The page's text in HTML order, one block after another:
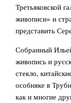
Третьяковской
живописи» и
представить
Собранный
живопись и
стекло,
особняке в
как и многие